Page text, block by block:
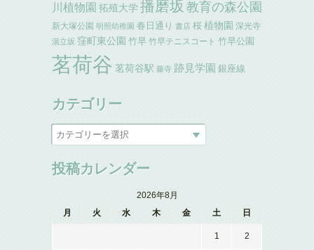
川植物園 拓殖大学 播磨坂 教育の森公園
新大塚公園 明照幼稚園 春日通り 書店 桜 植物園 深光寺
湯立坂 窪町東公園 竹早 竹早テニスコート 竹早公園
茗荷谷 茗荷谷駅 藤寺 跡見学園 銀座線
カテゴリー
投稿カレンダー
2026年8月
月
火 水 木 金 土 日
1 2